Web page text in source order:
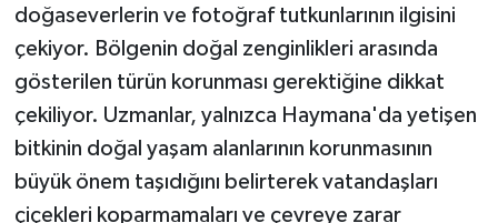
doğaseverlerin ve fotoğraf tutkunlarının ilgisini
çekiyor. Bölgenin doğal zenginlikleri arasında
gösterilen türün korunması gerektiğine dikkat
çekiliyor. Uzmanlar, yalnızca Haymana'da yetişen
bitkinin doğal yaşam alanlarının korunmasının
büyük önem taşıdığını belirterek vatandaşları
çiçekleri koparmamaları ve çevreye zarar